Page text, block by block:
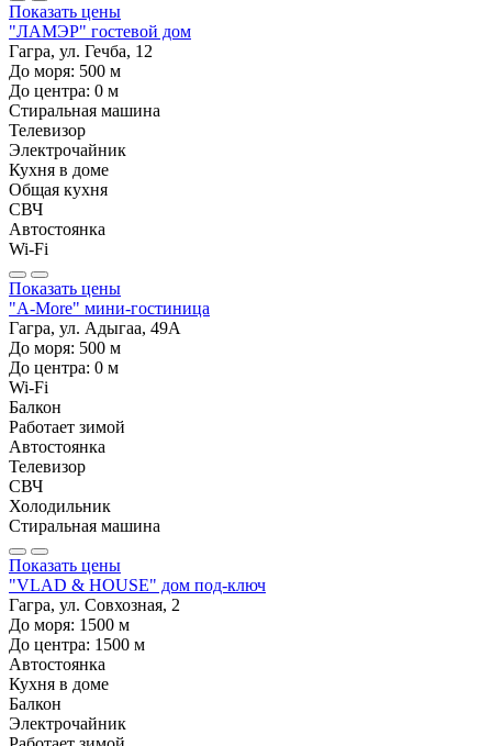
Показать цены
"ЛАМЭР" гостевой дом
Гагра, ул. Гечба, 12
До моря: 500 м
До центра: 0 м
Стиральная машина
Телевизор
Электрочайник
Кухня в доме
Общая кухня
СВЧ
Автостоянка
Wi-Fi
Показать цены
"A-More" мини-гостиница
Гагра, ул. Адыгаа, 49А
До моря: 500 м
До центра: 0 м
Wi-Fi
Балкон
Работает зимой
Автостоянка
Телевизор
СВЧ
Холодильник
Стиральная машина
Показать цены
"VLAD & HOUSE" дом под-ключ
Гагра, ул. Совхозная, 2
До моря: 1500 м
До центра: 1500 м
Автостоянка
Кухня в доме
Балкон
Электрочайник